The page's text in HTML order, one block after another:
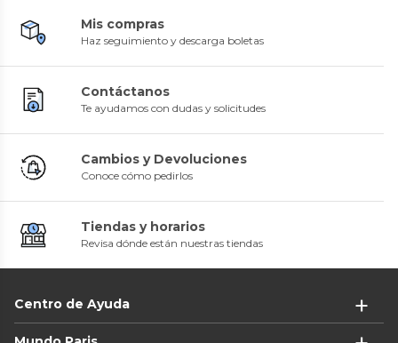
Mis compras
Haz seguimiento y descarga boletas
Contáctanos
Te ayudamos con dudas y solicitudes
Cambios y Devoluciones
Conoce cómo pedirlos
Tiendas y horarios
Revisa dónde están nuestras tiendas
Centro de Ayuda